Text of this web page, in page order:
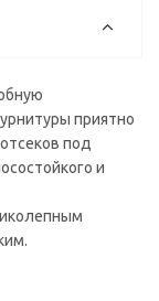
приятно
под
и